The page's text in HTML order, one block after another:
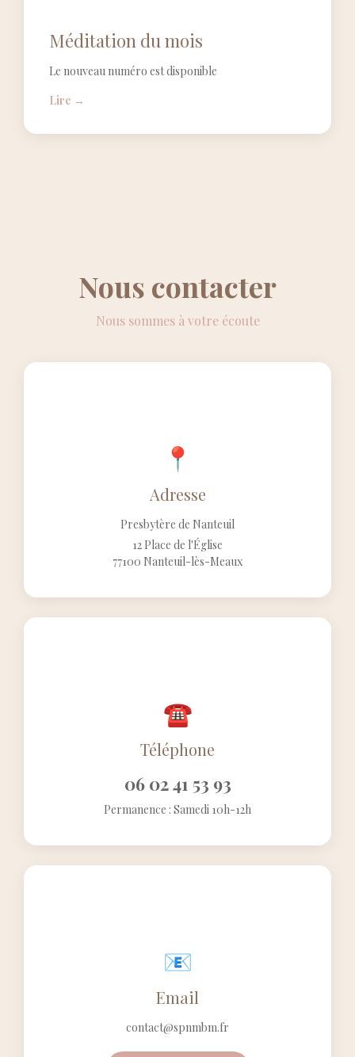
Méditation du mois
Le nouveau numéro est disponible
Lire →
Nous contacter
Nous sommes à votre écoute
Adresse
Presbytère de Nanteuil
12 Place de l'Église
77100 Nanteuil-lès-Meaux
Téléphone
06 02 41 53 93
Permanence : Samedi 10h-12h
Email
contact@spnmbm.fr